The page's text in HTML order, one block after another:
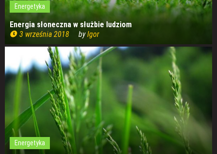
Energetyka
Energia słoneczna w służbie ludziom
3 września 2018
byIgor
Energetyka